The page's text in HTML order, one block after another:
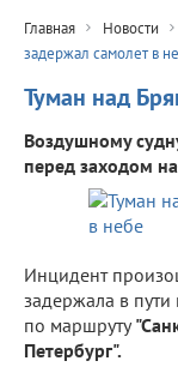
Главная Новости
задержал самолет в
Туман над
Воздушному
перед заходом
Инцидент
задержала в
по маршруту
Петербург".